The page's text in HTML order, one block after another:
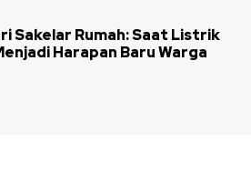
Sakelar Rumah: Saat Listrik
Harapan Baru Warga